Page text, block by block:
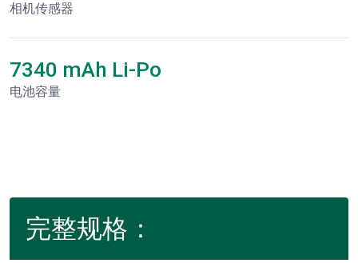
相机传感器
7340 mAh Li-Po
电池容量
完整规格：